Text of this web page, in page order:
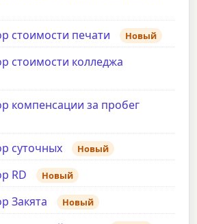
стоимости печати Новый
стоимости колледжа
компенсации за пробег
суточных Новый
RD Новый
Закята Новый